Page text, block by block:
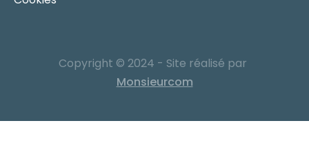
Copyright © 2024 - Site réalisé par
Monsieurcom